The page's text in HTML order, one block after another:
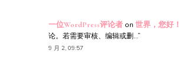
一位WordPress评论者 on 世界，您好！
论。若需要审核、编辑或删…”
9 月 2, 09:57